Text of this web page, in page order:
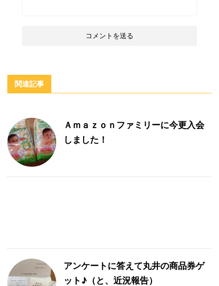
関連記事
Ａｍａｚｏｎファミリーに今更入会
しました！
アンケートに答えて丸井の商品券ゲ
ット♪（と、近況報告）